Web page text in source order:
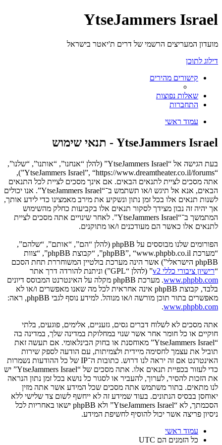
YtseJammers Israel
מועדון המעריצים הרשמי של דרים ת'יאטר בישראל
דילוג לתוכן
קישורים מהירים
שאלות נפוצות
התחברות
עמוד ראשי
YtseJammers Israel - תנאי שימוש
בעת הגישה אל “YtseJammers Israel” (להלן “אנחנו”, “אותנו”, “שלנו”,
“YtseJammers Israel”, “https://www.dreamtheater.co.il/forums”),
אתה מסכים לציית לתנאים הבאים. אם אינך מסכים לציית לכל התנאים
הבאים, אנא אל תיגש ו/או תשתמש ב־“YtseJammers Israel”. אנו יכולים
לשנות תנאים אלו בכל זמן נתון ונשקיע את מירב מאמצינו כדי לידע אותך,
אך יהיה זה נבון מצידך לסקור תנאים אלו בקביעות כחלק מהשימוש
המתמשך ב־“YtseJammers Israel”. לאחר שינויים אתה מסכים לציית
לתנאים אלו כאשר הם מעודכנים ו/או מתוקנים.
הפורומים שלנו מבוססים על phpBB (להלן “הם”, “אותם”, “שלהם”,
“מערכת phpBB”, “www.phpbb.co.il”, “קבוצת phpBB”, “צוות
phpBB הישראלי”) אשר הינה מערכת בולטיין המשוחררת תחת הסכם
“רישיון ציבורי כללי v2
” (להלן “GPL”) וניתנת להורדה דרך אתר
www.phpbb.com
. מערכת phpBB מקלה על האינטרנט המבוסס דיונים
בלבד, קבוצת phpBB אינה אחראית לכל מה שאנו מאפשרים ו/או לא
מאפשרים בתור תוכן מורשה ו/או מנוהל. למידע נוסף לגבי phpBB, ראה:
www.phpbb.com
.
אתה מסכים לא לשלוח דברים גסים, גזעניים, אלימים, פוגעים, בלתי
חוקיים או כל חומר אחר אשר שנוי במחלוקת במדינה שלך, במדינה בה
“YtseJammers Israel” מאוחסנת או בחוק הבינלאומי. אם תעשה זאת
תוביל את עצמך לחסימה מיידית ולצמיתות, עם הודעה לספק שירות
האינטרנט אם זה יראה לנו דרוש. כתובות ה־IP של כל ההודעות נשמרות
כדי לעזור בכפיית תנאים אלו. אתה מסכים של “YtseJammers Israel” יש
את הזכות להסיר, לערוך, להעביר או לסגור כל נושא בכל זמן נתון הנראה
לנו מתאים. בתור משתמש אתה מסכים שכל המידע אשר אתה מזין
יאוחסן בבסיס הנתונים. בעוד שמידע זה לא ייחשף לשום צד שלישי ללא
הסכמתך, לא “YtseJammers Israel” ולא phpBB ישאו באחריות לכל
ניסיון פריצה אשר יכול להוסיף לחשיפת המידע.
עמוד ראשי
כל הזמנים הם UTC